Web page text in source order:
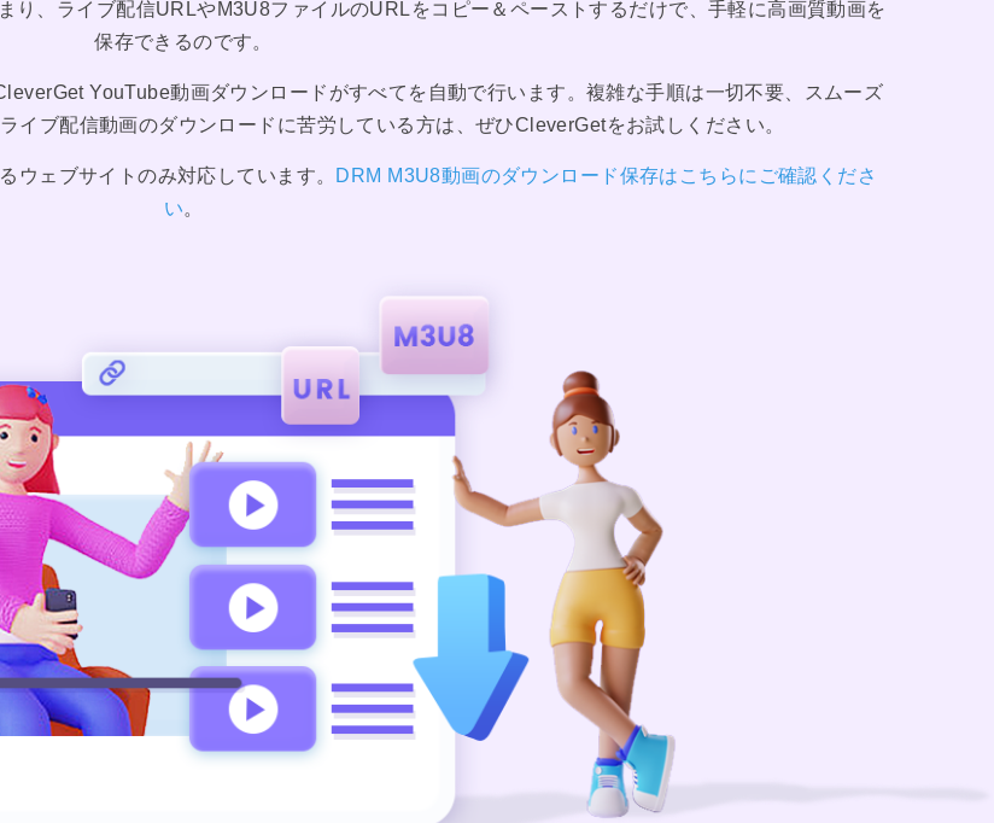
り、ライブ配信URLやM3U8ファイルのURLをコピー＆ペーストするだけで、手軽に高画質動画を
保存できるのです。
YouTube動画ダウンロードがすべてを自動で行います。複雑な手順は一切不要、スムーズ
イブ配信動画のダウンロードに苦労している方は、ぜひCleverGetをお試しください。
ェブサイトのみ対応しています。 DRM M3U8動画のダウンロード保存はこちらにご確認くださ
い。